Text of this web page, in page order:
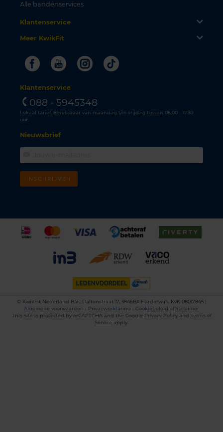
Alle bandenservices
Klantenservice
Meer KwikFit
FacebookYoutubeInstagram
Tiktok
Klantenservice
088 - 5945348
Lokaal tarief. Bereikbaar van maandag t/m vrijdag tussen 08.00 - 17.30
uur.
Nieuwsbrief
INSCHRIJVEN
©
KwikFit Nederland B.V., Daltonstraat 17, 3846BX Harderwijk, KvK 08017845 |
Algemene voorwaarden • Privacyverklaring • Cookiebeleid • Disclaimer
This site is protected by reCAPTCHA and the Google Privacy Policyand Terms of
Service apply.